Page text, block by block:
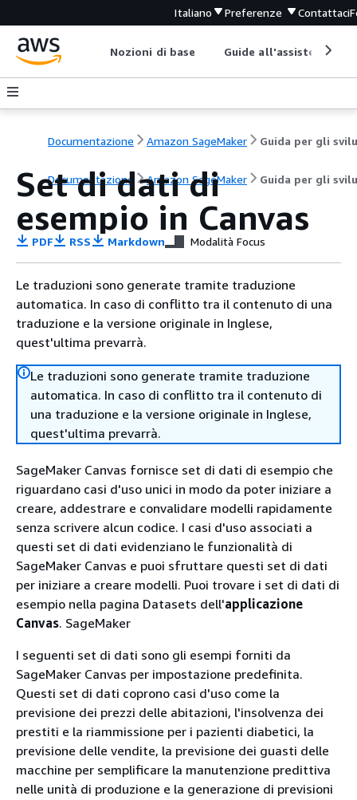
Italiano Preferenze Contattaci
Nozioni di base Guide all'assistenza
Documentazione Amazon SageMaker
Documentazione Amazon SageMaker Guida per gli
Set di dati di
esempio in Canvas
PDF RSS Markdown Modalità Focus
Le traduzioni sono generate tramite traduzione
automatica. In caso di conflitto tra il contenuto di una
traduzione e la versione originale in Inglese,
quest'ultima prevarrà.
Le traduzioni sono generate tramite traduzione
automatica. In caso di conflitto tra il contenuto di
una traduzione e la versione originale in Inglese,
quest'ultima prevarrà.
SageMaker Canvas fornisce set di dati di esempio che
riguardano casi d'uso unici in modo da poter iniziare a
creare, addestrare e convalidare modelli rapidamente
senza scrivere alcun codice. I casi d'uso associati a
questi set di dati evidenziano le funzionalità di
SageMaker Canvas e puoi sfruttare questi set di dati
per iniziare a creare modelli. Puoi trovare i set di dati di
esempio nella pagina Datasets dell'applicazione
Canvas. SageMaker
I seguenti set di dati sono gli esempi forniti da
SageMaker Canvas per impostazione predefinita.
Questi set di dati coprono casi d'uso come la
previsione dei prezzi delle abitazioni, l'insolvenza dei
prestiti e la riammissione per i pazienti diabetici, la
previsione delle vendite, la previsione dei guasti delle
macchine per semplificare la manutenzione predittiva
nelle unità di produzione e la generazione di previsioni